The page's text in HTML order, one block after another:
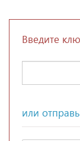
Введите
или